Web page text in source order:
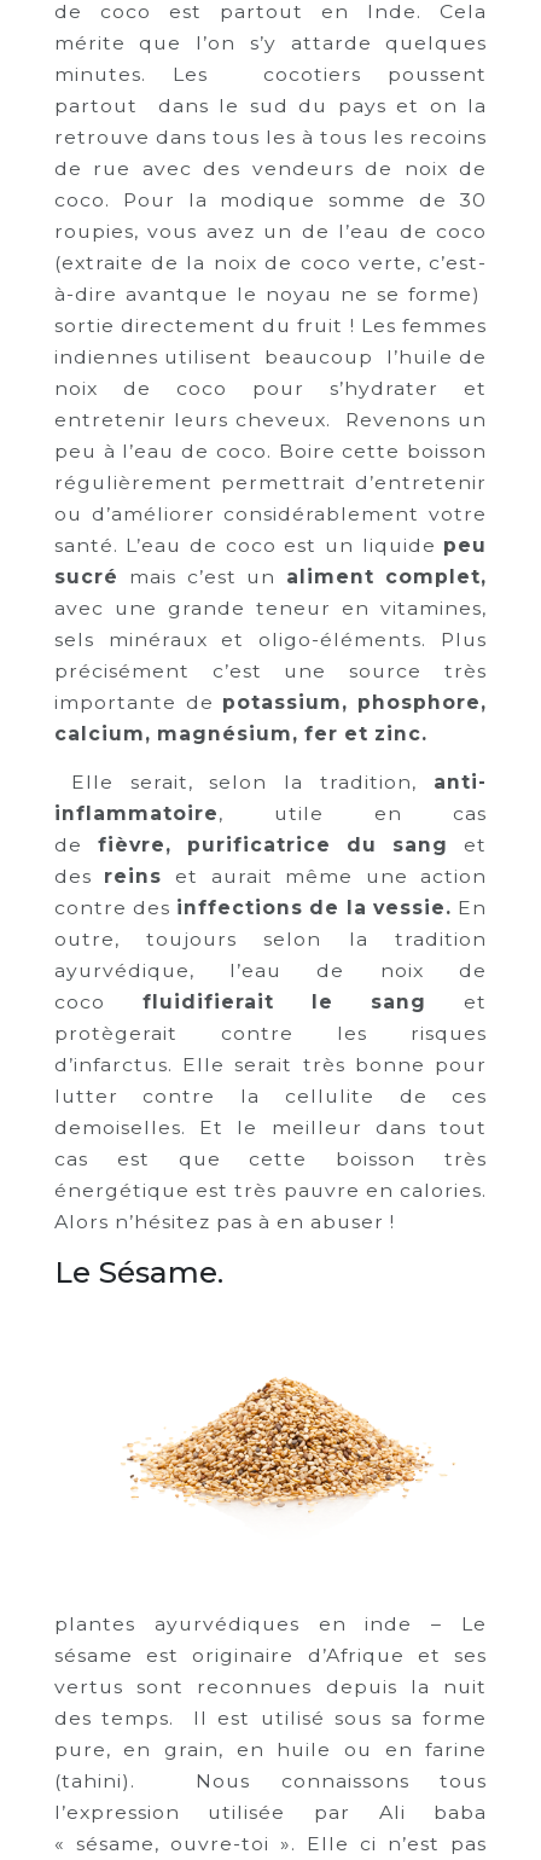
de coco est partout en Inde. Cela
mérite que l’on s’y attarde quelques
minutes. Les cocotiers poussent
partout dans le sud du pays et on la
retrouve dans tous les à tous les recoins
de rue avec des vendeurs de noix de
coco. Pour la modique somme de 30
roupies, vous avez un de l’eau de coco
(extraite de la noix de coco verte, c’est-
à-dire avantque le noyau ne se forme)
sortie directement du fruit ! Les femmes
indiennes utilisent beaucoup l’huile de
noix de coco pour s’hydrater et
entretenir leurs cheveux. Revenons un
peu à l’eau de coco. Boire cette boisson
régulièrement permettrait d’entretenir
ou d’améliorer considérablement votre
santé. L’eau de coco est un liquide peu
sucré mais c’est un aliment complet,
avec une grande teneur en vitamines,
sels minéraux et oligo-éléments. Plus
précisément c’est une source très
importante de potassium, phosphore,
calcium, magnésium, fer et zinc.
Elle serait, selon la tradition, anti-
inflammatoire, utile en cas
de fièvre, purificatrice du sang
et
des reins et aurait même une action
contre des inffections de la vessie. En
outre, toujours selon la tradition
ayurvédique, l’eau de noix de
coco fluidifierait le sang
et
protègerait contre les risques
d’infarctus. Elle serait très bonne pour
lutter contre la cellulite de ces
demoiselles. Et le meilleur dans tout
cas est que cette boisson très
énergétique est très pauvre en calories.
Alors n’hésitez pas à en abuser !
Le Sésame.
plantes ayurvédiques en inde – Le
sésame est originaire d’Afrique et ses
vertus sont reconnues depuis la nuit
des temps. Il est utilisé sous sa forme
pure, en grain, en huile ou en farine
(tahini). Nous connaissons tous
l’expression utilisée par Ali baba
« sésame, ouvre-toi ». Elle ci n’est pas